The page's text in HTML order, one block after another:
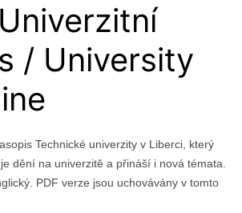
/ University
Technické univerzity v Liberci, který
dění na univerzitě a přináší i nová témata.
PDF verze jsou uchovávány v tomto